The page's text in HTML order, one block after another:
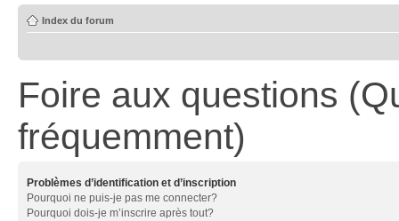
Index du forum
Foire aux questions
fréquemment)
Problèmes d’identification et d’inscription
Pourquoi ne puis-je pas me connecter?
Pourquoi dois-je m’inscrire après tout?